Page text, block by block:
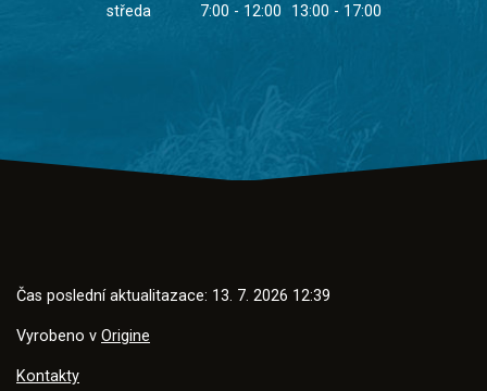
středa
7:00 - 12:00 13:00 - 17:00
Čas poslední aktualitazace: 13. 7. 2026 12:39
Vyrobeno v Origine
Kontakty